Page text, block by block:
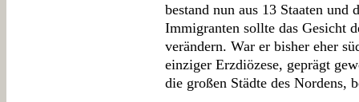
bestand nun aus 13 Staaten und
Immigranten sollte das Gesicht
verändern. War er bisher eher
einziger Erzdiözese, geprägt
die großen Städte des Nordens,